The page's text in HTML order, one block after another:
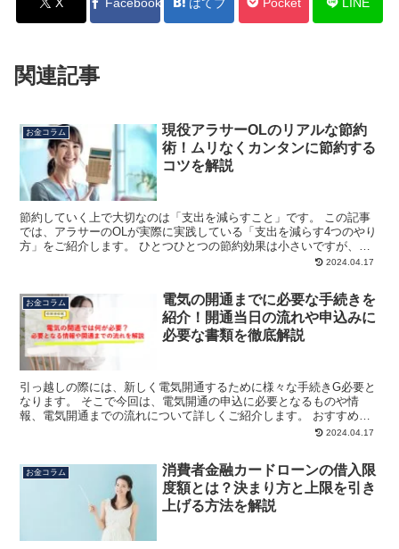
関連記事
お金コラム
現役アラサーOLのリアルな節約
術！ムリなくカンタンに節約する
コツを解説
節約していく上で大切なのは「支出を減らすこと」です。 この記事
では、アラサーのOLが実際に実践している「支出を減らす4つのやり
方」をご紹介します。 ひとつひとつの節約効果は小さいですが、塵
も積もれば山となり、大きな節約効果が期待できますよ。...2024.04.17
お金コラム
電気の開通までに必要な手続きを
紹介！開通当日の流れや申込みに
必要な書類を徹底解説
引っ越しの際には、新しく電気開通するために様々な手続きG必要と
なります。 そこで今回は、電気開通の申込に必要となるものや情
報、電気開通までの流れについて詳しくご紹介します。 おすすめの
電力会社の電気料金を比較・シミュレーション！ 電気開通ま...2024.04.17
お金コラム
消費者金融カードローンの借入限
度額とは？決まり方と上限を引き
上げる方法を解説